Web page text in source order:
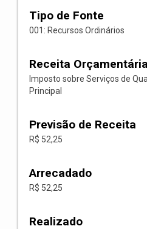
Tipo de Fonte
001: Recursos Ordinários
Receita Orçamentária
Imposto sobre Serviços de
Principal
Previsão de Receita
R$ 52,25
Arrecadado
R$ 52,25
Realizado